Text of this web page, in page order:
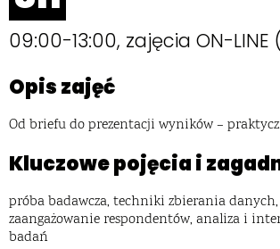
09:00-13:00, zajęcia ON-LINE
Opis zajęć
Od briefu do prezentacji wyników –
Kluczowe pojęcia i
próba badawcza, techniki zbierania
zaangażowanie respondentów, analiza i
badań